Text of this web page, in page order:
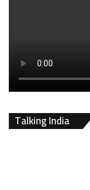
Talking India